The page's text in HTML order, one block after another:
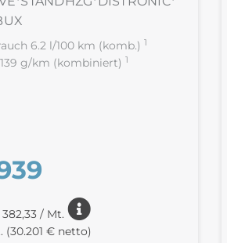
6.2 l/100 km (komb.) 1
g/km (kombiniert) 1
(30.201 € netto)
382,33 / Mt.